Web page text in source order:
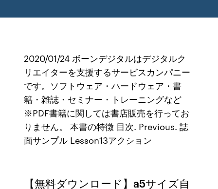
2020/01/24 ボーンデジタルはデジタルク
リエイターを支援するサービスカンパニー
です。ソフトウェア・ハードウェア・書
籍・雑誌・セミナー・トレーニングなど
※PDF書籍に関しては書店販売を行ってお
りません。 本書の特徴 目次. Previous. 誌
面サンプル Lesson13アクション
【無料ダウンロード】a5サイズ自